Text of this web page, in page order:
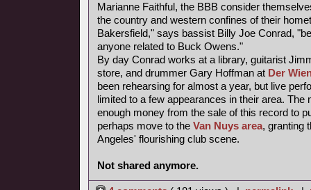
Marianne Faithful, the BBB consider
the country and western confines of their
Bakersfield," says bassist Billy Joe Conrad,
anyone related to Buck Owens."
By day Conrad works at a library, guitarist
store, and drummer Gary Hoffman at Der
been rehearsing for almost a year, but live
limited to a few appearances in their area. The
enough money from the sale of this record to
perhaps move to the Van Nuys area, granting
Angeles' flourishing club scene.
Not shared anymore.